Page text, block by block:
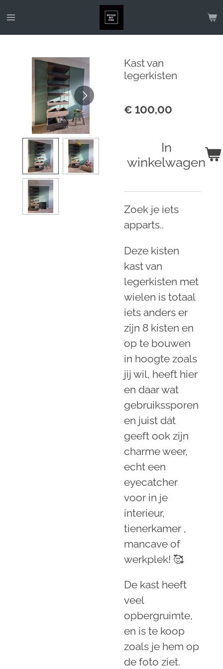
Ga
hoofdinhoud
Kast van
legerkisten
€ 100,00
In
winkelwagen
Zoek je iets
apparts..
Deze kisten
kast van
legerkisten met
wielen is totaal
iets anders er
zijn 8 kisten en
op te bouwen
in hoogte zoals
jij wil, heeft hier
en daar wat
gebruikssporen
en juist dát
geeft ook zijn
charme weer,
echt een
eyecatcher
voor in je
interieur,
tienerkamer ,
mancave of
werkplek! 🥰
De kast heeft
veel
opbergruimte,
en is te koop
zoals je hem op
de foto ziet.